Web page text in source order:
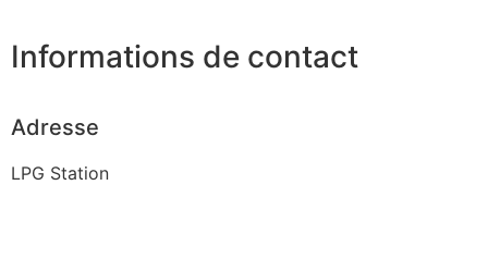
Informations de contact
Adresse
LPG Station